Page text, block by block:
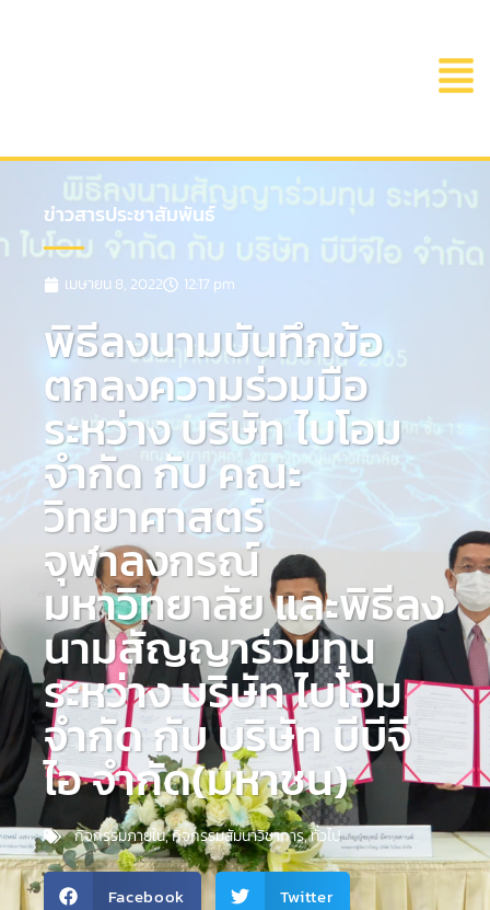
ข่าวสารประชาสัมพันธ์
เมษายน 8, 2022 12:17 pm
พิธีลงนามบันทึกข้อ
ตกลงความร่วมมือ
ระหว่าง บริษัท ไบโอม
จำกัด กับ คณะ
วิทยาศาสตร์
จุฬาลงกรณ์
มหาวิทยาลัย และพิธีลง
นามสัญญาร่วมทุน
ระหว่าง บริษัท ไบโอม
จำกัด กับ บริษัท บีบีจี
ไอ จำกัด(มหาชน)
กิจกรรมภายใน,กิจกรรมสัมนาวิชาการ​,ทั่วไป
Facebook Twitter